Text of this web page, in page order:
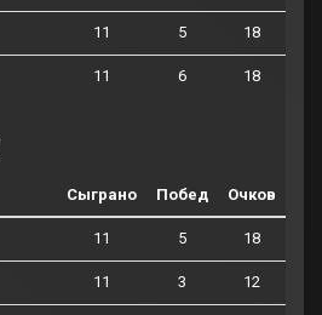
11 5 18
11 6 18
Сыграно Побед Очков
11 5 18
11 3 12